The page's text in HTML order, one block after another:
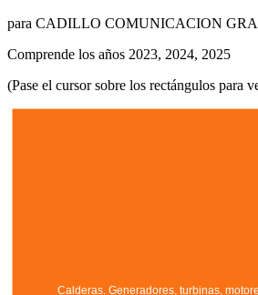
para CADILLO COMUNICACION
Comprende los años 2023, 2024, 2025
(Pase el cursor sobre los rectángulos para
Calderas. Generadores, turbinas,